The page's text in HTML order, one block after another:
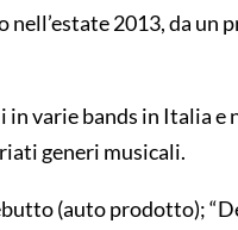
2013, da un
varie bands in Italia e
generi musicali.
(auto prodotto);